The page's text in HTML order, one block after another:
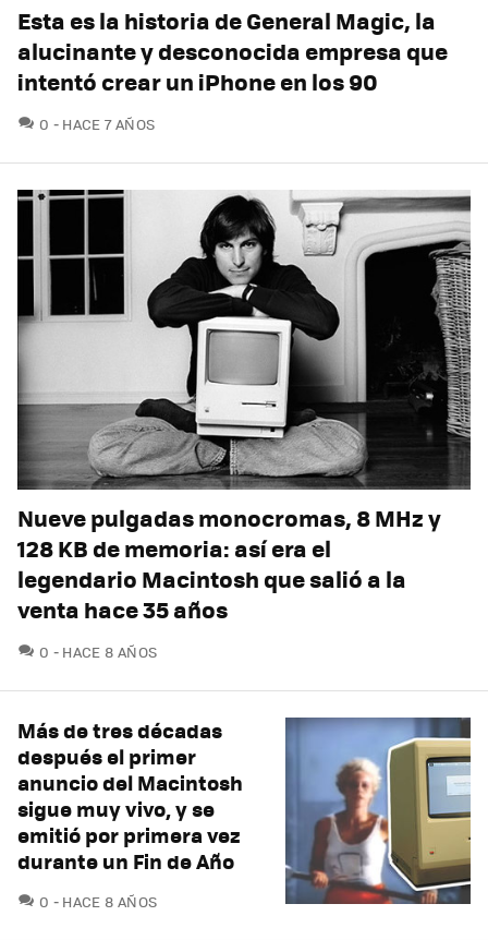
Esta es la historia de General Magic, la
alucinante y desconocida empresa que
intentó crear un iPhone en los 90
0 COMENTARIOS
HACE 7 AÑOS
Nueve pulgadas monocromas, 8 MHz y
128 KB de memoria: así era el
legendario Macintosh que salió a la
venta hace 35 años
0 COMENTARIOS
HACE 8 AÑOS
Más de tres décadas
después el primer
anuncio del Macintosh
sigue muy vivo, y se
emitió por primera vez
durante un Fin de Año
0 COMENTARIOS
HACE 8 AÑOS